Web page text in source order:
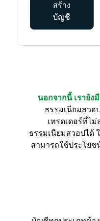
สร้าง
บัญชี
นอกจากนี้ เรายัง
ธรรมเนียมสวอ
เทรดเดอร์ที่ไ
ธรรมเนียมสวอปได้
สามารถใช้ประโยช